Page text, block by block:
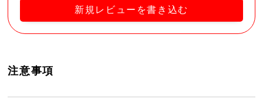
新規レビューを書き込む
注意事項